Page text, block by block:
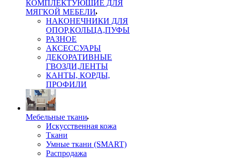
КОМПЛЕКТУЮЩИЕ ДЛЯ
МЯГКОЙ МЕБЕЛИ
НАКОНЕЧНИКИ ДЛЯ
ОПОР,КОЛЬЦА,ПУФЫ
РАЗНОЕ
АКСЕССУАРЫ
ДЕКОРАТИВНЫЕ
ГВОЗДИ,ЛЕНТЫ
КАНТЫ, КОРДЫ,
ПРОФИЛИ
Мебельные ткани
Искусственная кожа
Ткани
Умные ткани (SMART)
Распродажа